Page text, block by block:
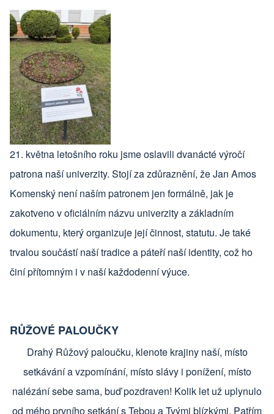
21. května letošního roku jsme oslavili dvanácté výročí
patrona naší univerzity. Stojí za zdůraznění, že Jan Amos
Komenský není naším patronem jen formálně, jak je
zakotveno v oficiálním názvu univerzity a základním
dokumentu, který organizuje její činnost, statutu. Je také
trvalou součástí naší tradice a páteří naší identity, což ho
činí přítomným i v naší každodenní výuce.
RŮŽOVÉ PALOUČKY
Drahý Růžový paloučku, klenote krajiny naší, místo
setkávání a vzpomínání, místo slávy i ponížení, místo
nalézání sebe sama, buď pozdraven! Kolik let už uplynulo
od mého prvního setkání s Tebou a Tvými blízkými. Patřím